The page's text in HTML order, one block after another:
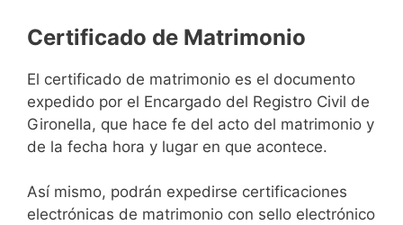
Certificado de Matrimonio
El certificado de matrimonio es el documento
expedido por el Encargado del Registro Civil de
Gironella, que hace fe del acto del matrimonio y
de la fecha hora y lugar en que acontece.
Así mismo, podrán expedirse certificaciones
electrónicas de matrimonio con sello electrónico